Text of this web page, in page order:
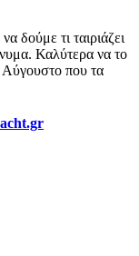
δούμε τι ταιριάζει
Καλύτερα να το
Αύγουστο που τα